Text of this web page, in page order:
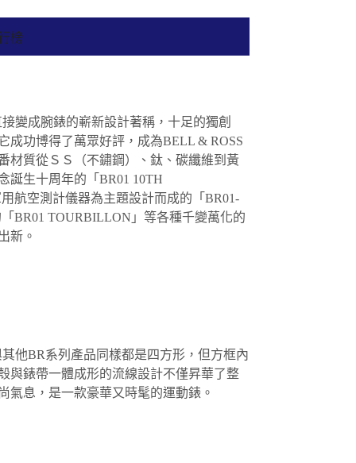
榜
變成腕錶的嶄新設計著稱，十足的獨創
成功博得了萬眾好評，成為BELL & ROSS
材質從ＳＳ（不鏽鋼）、鈦、碳纖維到黃
誕生十周年的「BR01 10TH
航空測計儀器為主題設計而成的「BR01-
BR01 TOURBILLON」等各種千變萬化的
新。
他BR系列產品同樣都是四方形，但方框內
與錶帶一體成形的流線設計不僅昇華了整
氣息，是一款豪華又時髦的運動錶。